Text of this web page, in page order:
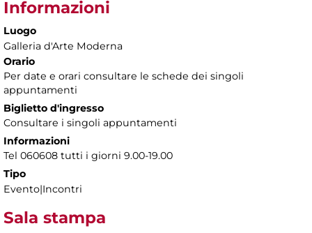
Informazioni
Luogo
Galleria d'Arte Moderna
Orario
Per date e orari consultare le schede dei singoli
appuntamenti
Biglietto d'ingresso
Consultare i singoli appuntamenti
Informazioni
Tel 060608 tutti i giorni 9.00-19.00
Tipo
Evento|Incontri
Sala stampa